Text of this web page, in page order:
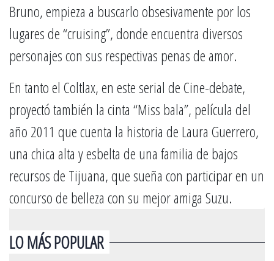
Bruno, empieza a buscarlo obsesivamente por los
lugares de “cruising”, donde encuentra diversos
personajes con sus respectivas penas de amor.
En tanto el Coltlax, en este serial de Cine-debate,
proyectó también la cinta “Miss bala”, película del
año 2011 que cuenta la historia de Laura Guerrero,
una chica alta y esbelta de una familia de bajos
recursos de Tijuana, que sueña con participar en un
concurso de belleza con su mejor amiga Suzu.
LO MÁS POPULAR